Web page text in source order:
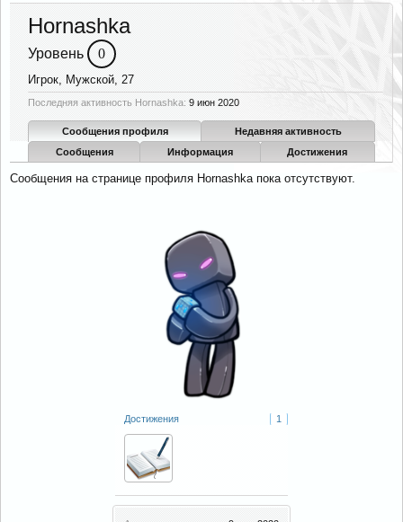
Достижения 1
Hornashka
Уровень 0
Игрок, Мужской, 27
Последняя активность Hornashka: 9 июн 2020
Сообщения профиля
Недавняя активность
Сообщения
Информация Достижения
Сообщения на странице профиля Hornashka пока отсутствуют.